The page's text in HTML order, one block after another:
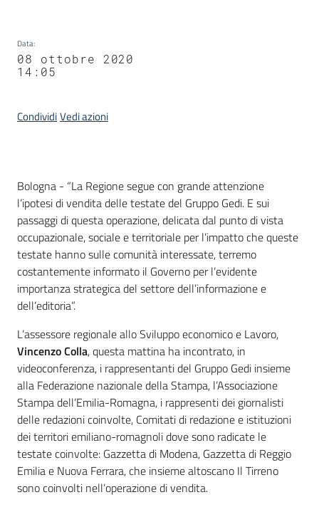
Data:
08 ottobre 2020
14:05
CondividiVedi azioni
Contenuto
Bologna - “La Regione segue con grande attenzione
l’ipotesi di vendita delle testate del Gruppo Gedi. E sui
passaggi di questa operazione, delicata dal punto di vista
occupazionale, sociale e territoriale per l’impatto che queste
testate hanno sulle comunità interessate, terremo
costantemente informato il Governo per l’evidente
importanza strategica del settore dell’informazione e
dell’editoria”.
L’assessore regionale allo Sviluppo economico e Lavoro,
Vincenzo Colla, questa mattina ha incontrato, in
videoconferenza, i rappresentanti del Gruppo Gedi insieme
alla Federazione nazionale della Stampa, l’Associazione
Stampa dell’Emilia-Romagna, i rappresenti dei giornalisti
delle redazioni coinvolte, Comitati di redazione e istituzioni
dei territori emiliano-romagnoli dove sono radicate le
testate coinvolte: Gazzetta di Modena, Gazzetta di Reggio
Emilia e Nuova Ferrara, che insieme altoscano Il Tirreno
sono coinvolti nell’operazione di vendita.